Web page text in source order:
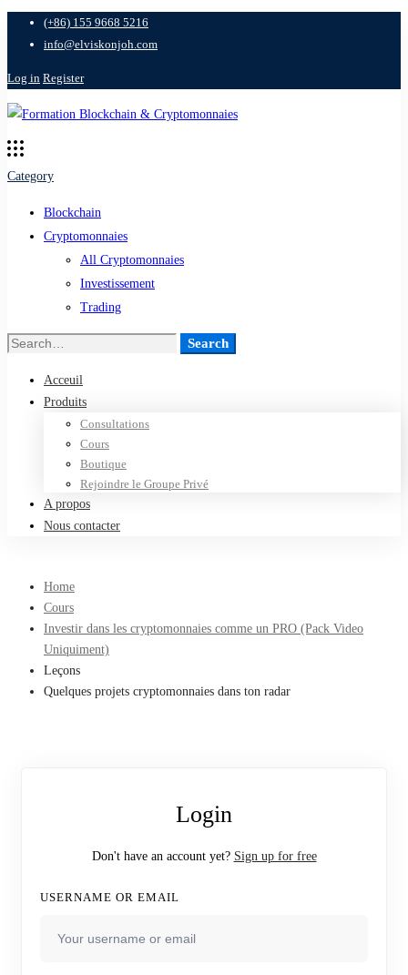
(+86) 155 9668 5216
info@elviskonjoh.com
Log in Register
Category
Blockchain
Cryptomonnaies
All Cryptomonnaies
Investissement
Trading
Search
Acceuil
Produits
Consultations
Cours
Boutique
Rejoindre le Groupe Privé
A propos
Nous contacter
Home
Cours
Investir dans les cryptomonnaies comme un PRO (Pack Video
Uniquiment)
Leçons
Quelques projets cryptomonnaies dans ton radar
Login
Don't have an account yet? Sign up for free
USERNAME OR EMAIL